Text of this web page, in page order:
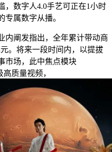
，数字人4.0手艺可正在1小时
专属数字从播。
阐发指出，全年累计带动商
。将来一段时间内，以提拔
市场，此中焦点模块
质量视频，